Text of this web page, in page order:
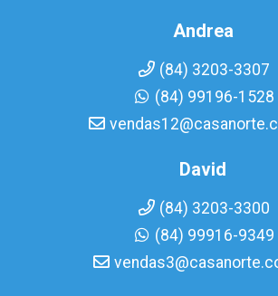
Andrea
(84) 3203-3307
(84) 99196-1528
David
(84) 3203-3300
(84) 99916-9349